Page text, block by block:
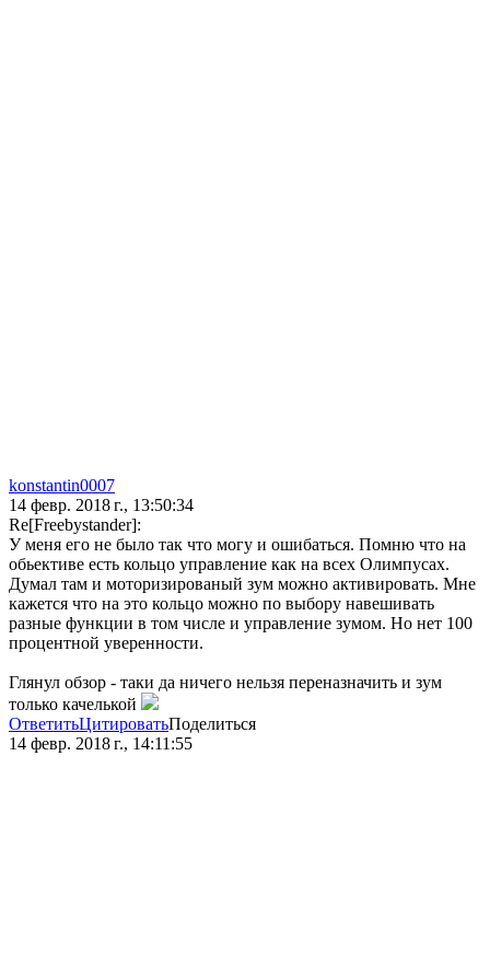
konstantin0007
14 февр. 2018 г., 13:50:34
Re[Freebystander]:
У меня его не было так что могу и ошибаться. Помню что на
обьективе есть кольцо управление как на всех Олимпусах.
Думал там и моторизированый зум можно активировать. Мне
кажется что на это кольцо можно по выбору навешивать
разные функции в том числе и управление зумом. Но нет 100
процентной уверенности.
Глянул обзор - таки да ничего нельзя переназначить и зум
только качелькой
ОтветитьЦитироватьПоделиться
14 февр. 2018 г., 14:11:55